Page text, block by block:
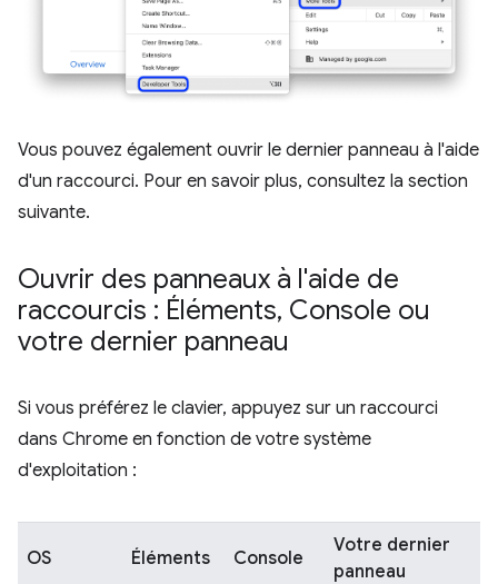
Vous pouvez également ouvrir le dernier panneau à l'aide
d'un raccourci. Pour en savoir plus, consultez la section
suivante.
Ouvrir des panneaux à l'aide de
raccourcis : Éléments, Console ou
votre dernier panneau
Si vous préférez le clavier, appuyez sur un raccourci
dans Chrome en fonction de votre système
d'exploitation :
OS Éléments Console
Votre dernier
panneau